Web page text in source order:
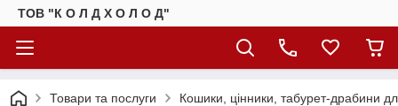
ТОВ "К О Л Д Х О Л О Д"
Товари та послуги Кошики, цінники, табурет-драбини